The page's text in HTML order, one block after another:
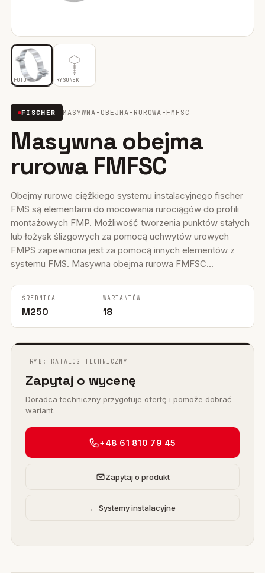
Mocowania do rusztowań
Wiertła i narzędzia
Mocowania elektryczne
Wkręty
Systemy fasadowe
FOTO RYSUNEK
FISCHER MASYWNA-OBEJMA-RUROWA-FMFSC
Masywna obejma
rurowa FMFSC
Obejmy rurowe ciężkiego systemu instalacyjnego fischer
FMS są elementami do mocowania rurociągów do profili
montażowych FMP. Możliwość tworzenia punktów stałych
lub łożysk ślizgowych za pomocą uchwytów urowych
FMPS zapewniona jest za pomocą innych elementów z
systemu FMS. Masywna obejma rurowa FMFSC...
ŚREDNICA
M250
WARIANTÓW
18
TRYB: KATALOG TECHNICZNY
Zapytaj o wycenę
Doradca techniczny przygotuje ofertę i pomoże dobrać
wariant.
+48 61 810 79 45
Zapytaj o produkt
← Systemy instalacyjne